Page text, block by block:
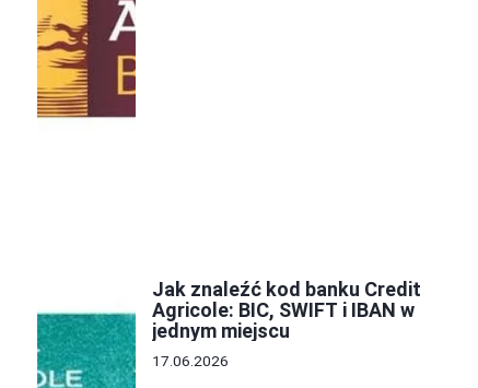
Jak znaleźć kod banku Credit
Agricole: BIC, SWIFT i IBAN w
jednym miejscu
17.06.2026